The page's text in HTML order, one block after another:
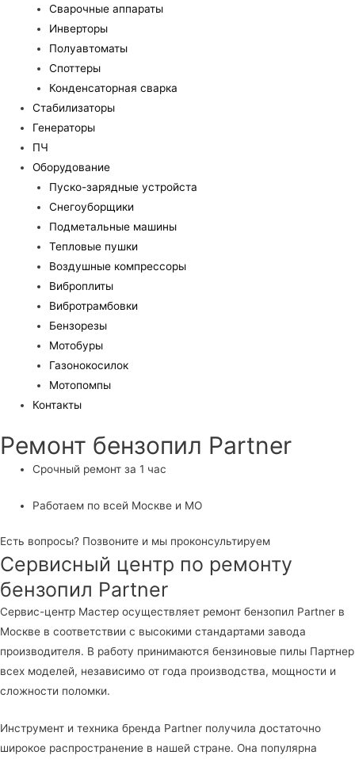
Сварочные аппараты
Инверторы
Полуавтоматы
Споттеры
Конденсаторная сварка
Стабилизаторы
Генераторы
ПЧ
Оборудование
Пуско-зарядные устройста
Снегоуборщики
Подметальные машины
Тепловые пушки
Воздушные компрессоры
Виброплиты
Вибротрамбовки
Бензорезы
Мотобуры
Газонокосилок
Мотопомпы
Контакты
Ремонт бензопил Partner
Срочный ремонт за 1 час
Работаем по всей Москве и МО
Есть вопросы? Позвоните и мы проконсультируем
Сервисный центр по ремонту
бензопил Partner
Сервис-центр Мастер осуществляет ремонт бензопил Partner в
Москве в соответствии с высокими стандартами завода
производителя. В работу принимаются бензиновые пилы Партнер
всех моделей, независимо от года производства, мощности и
сложности поломки.
Инструмент и техника бренда Partner получила достаточно
широкое распространение в нашей стране. Она популярна